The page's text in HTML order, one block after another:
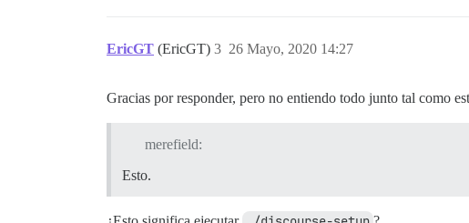
EricGT (EricGT) 26 Mayo, 2020 14:27
3
Gracias por responder, pero no entiendo todo junto tal como
merefield:
Esto.